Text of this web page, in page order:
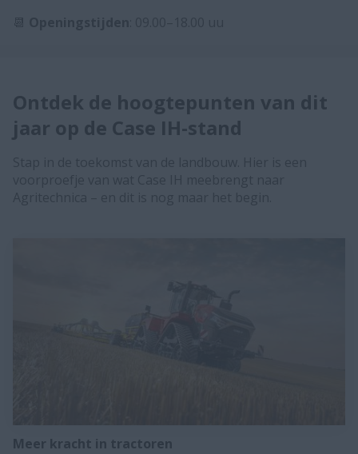
Ontdek de hoogtepunten van dit
jaar op de Case IH-stand
Meer kracht in tractoren